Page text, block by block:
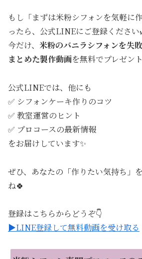
もし「まずは米粉シフォンを気軽に
ったら、公式LINEにご登録ください
今だけ、 米粉のバニラシフォンを失
まとめた製作動画を無料でプレゼン
公式LINEでは、他にも
✅ シフォンケーキ作りのコツ
✅ 教室運営のヒント
✅ プロコースの最新情報
をお届けしています✨
ぜひ、あなたの「作りたい気持ち」
ね🍀
登録はこちらからどうぞ👇
▶LINE登録して無料動画を受け取る